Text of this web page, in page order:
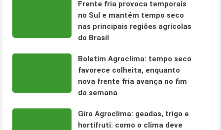
Frente fria provoca temporais
no Sul e mantém tempo seco
nas principais regiões agrícolas
do Brasil
Boletim Agroclima: tempo seco
favorece colheita, enquanto
nova frente fria avança no fim
da semana
Giro Agroclima: geadas, trigo e
hortifruti: como o clima deve